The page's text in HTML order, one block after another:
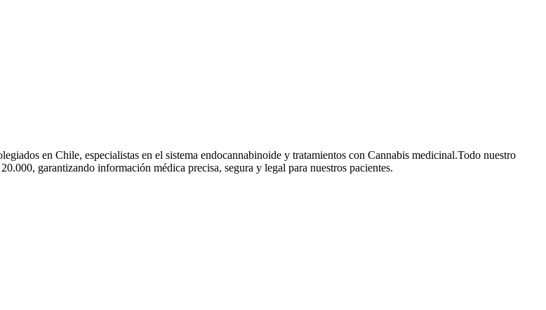
en Chile, especialistas en el sistema endocannabinoide y tratamientos con Cannabis medicinal.Todo nuestro
garantizando información médica precisa, segura y legal para nuestros pacientes.